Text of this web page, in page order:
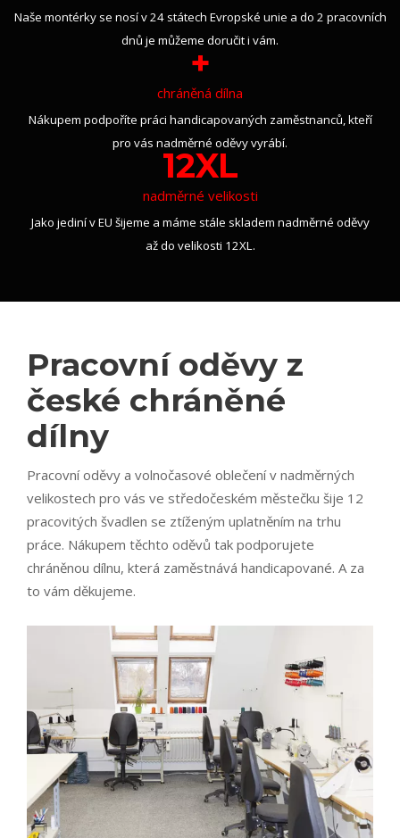
Naše montérky se nosí v 24 státech Evropské unie a do 2 pracovních
dnů je můžeme doručit i vám.
+
chráněná dílna
Nákupem podpoříte práci handicapovaných zaměstnanců, kteří
pro vás nadměrné oděvy vyrábí.
12XL
nadměrné velikosti
Jako jediní v EU šijeme a máme stále skladem nadměrné oděvy
až do velikosti 12XL.
Pracovní oděvy z
české chráněné
dílny
Pracovní oděvy a volnočasové oblečení v nadměrných
velikostech pro vás ve středočeském městečku šije 12
pracovitých švadlen se ztíženým uplatněním na trhu
práce. Nákupem těchto oděvů tak podporujete
chráněnou dílnu, která zaměstnává handicapované. A za
to vám děkujeme.